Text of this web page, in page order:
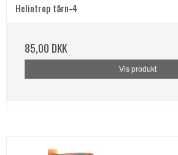
Heliotrop tårn-4
85,00 DKK
Vis produkt